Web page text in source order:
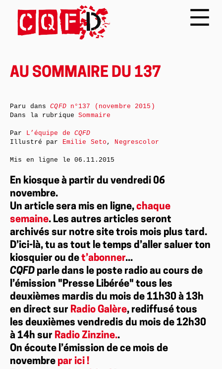
AU SOMMAIRE DU 137
En kiosque à partir du vendredi 06
novembre.
Un article sera mis en ligne, chaque
semaine. Les autres articles seront
archivés sur notre site trois mois plus tard.
D’ici-là, tu as tout le temps d’aller saluer ton
kiosquier ou de t’abonner...
CQFD parle dans le poste radio au cours de
l’émission "Presse Libérée" tous les
deuxièmes mardis du mois de 11h30 à 13h
en direct sur Radio Galère, rediffusé tous
les deuxièmes vendredis du mois de 12h30
à 14h sur Radio Zinzine..
On écoute l’émission de ce mois de
novembre par ici !
Paru dansCQFDn°137 (novembre 2015)
Dans la rubriqueSommaire
Par L’équipe deCQFD
Illustré par Emilie Seto , Negrescolor
Mis en ligne le06.11.2015